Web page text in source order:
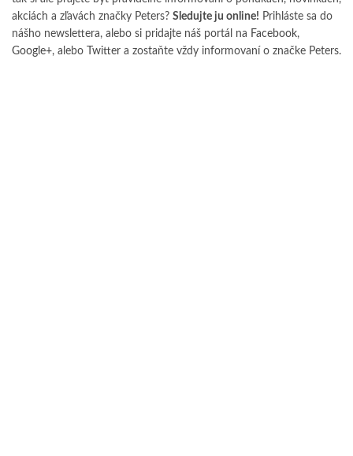
akciách a zľavách značky Peters? Sledujte ju online! Prihláste sa do
nášho newslettera, alebo si pridajte náš portál na Facebook,
Google+, alebo Twitter a zostaňte vždy informovaní o značke Peters.